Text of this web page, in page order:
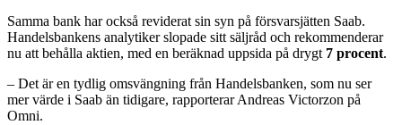
Samma bank har också reviderat sin syn på försvarsjätten Saab.
Handelsbankens analytiker slopade sitt säljråd och rekommenderar
nu att behålla aktien, med en beräknad uppsida på drygt 7 procent.
– Det är en tydlig omsvängning från Handelsbanken, som nu ser
mer värde i Saab än tidigare, rapporterar Andreas Victorzon på
Omni.